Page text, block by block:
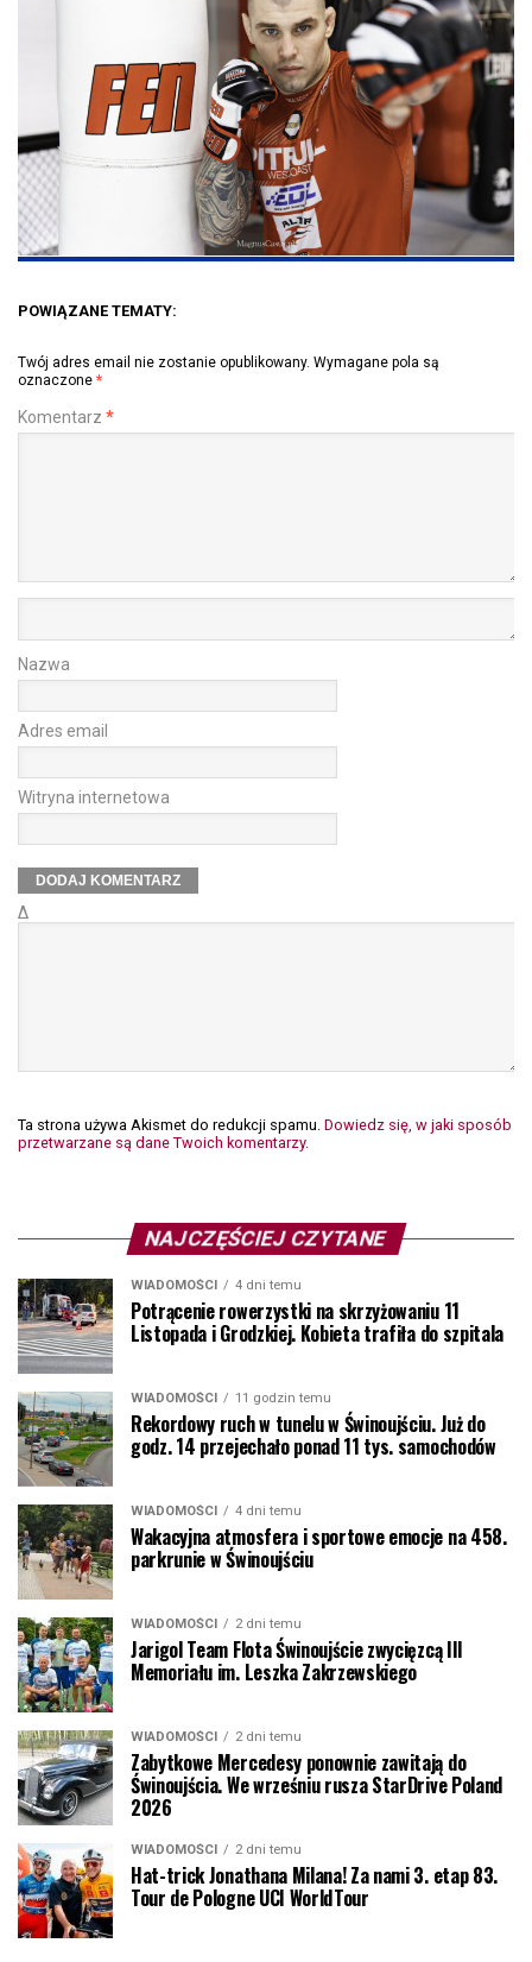
POWIĄZANE TEMATY:
Twój adres email nie zostanie opublikowany. Wymagane pola są
oznaczone *
Komentarz *
Nazwa
Adres email
Witryna internetowa
Δ
Ta strona używa Akismet do redukcji spamu. Dowiedz się, w jaki sposób
przetwarzane są dane Twoich komentarzy.
NAJCZĘŚCIEJ CZYTANE
WIADOMOŚCI 4 dni temu
Potrącenie rowerzystki na skrzyżowaniu 11
Listopada i Grodzkiej. Kobieta trafiła do szpitala
WIADOMOŚCI 11 godzin temu
Rekordowy ruch w tunelu w Świnoujściu. Już do
godz. 14 przejechało ponad 11 tys. samochodów
WIADOMOŚCI 4 dni temu
Wakacyjna atmosfera i sportowe emocje na 458.
parkrunie w Świnoujściu
WIADOMOŚCI 2 dni temu
Jarigol Team Flota Świnoujście zwycięzcą III
Memoriału im. Leszka Zakrzewskiego
WIADOMOŚCI 2 dni temu
Zabytkowe Mercedesy ponownie zawitają do
Świnoujścia. We wrześniu rusza StarDrive Poland
2026
WIADOMOŚCI 2 dni temu
Hat-trick Jonathana Milana! Za nami 3. etap 83.
Tour de Pologne UCI WorldTour